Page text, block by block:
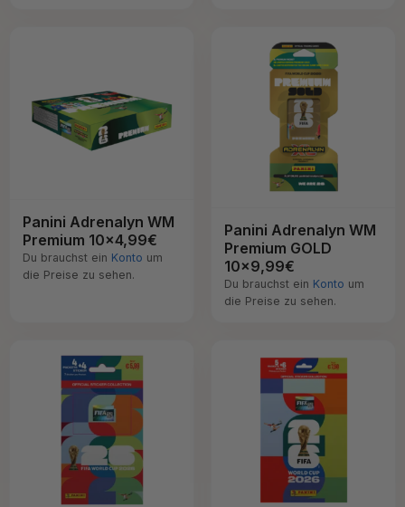
Panini Adrenalyn WM
Premium 10x4,99€
Du brauchst ein Konto um
die Preise zu sehen.
Panini Adrenalyn WM
Premium GOLD
10x9,99€
Du brauchst ein Konto um
die Preise zu sehen.